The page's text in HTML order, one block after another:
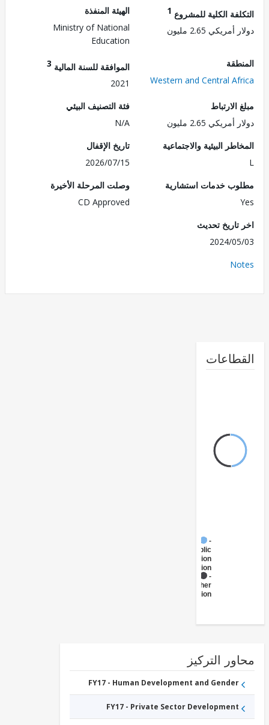
الكلية للمشروع1
2.65 مليون
الهيئة المنفذة
Ministry of National
Education
Western and Central
الموافقة للسنة المالية3
2021
2.65 مليون
فئة التصنيف البيئي
البيئية والاجتماعية
تاريخ الإقفال
2026/07/15
خدمات استشارية
وصلت المرحلة الأخيرة
CD Approved
تحديث
2024/
Administration
- Education
Education
التركيز
FY17 - Human Development and Gender
FY17 - Private Sector Development